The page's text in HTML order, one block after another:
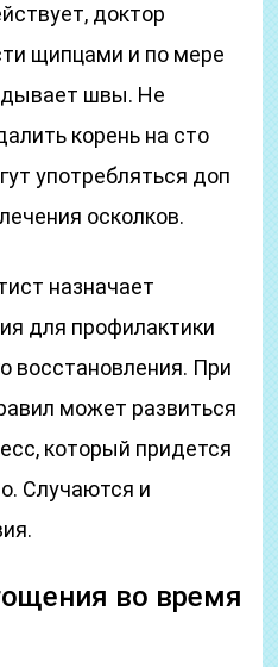
доктор
щипцами и по мере
швы. Не
корень на сто
употребляться доп
осколков.
назначает
для профилактики
восстановления. При
может развиться
который придется
Случаются и
во время